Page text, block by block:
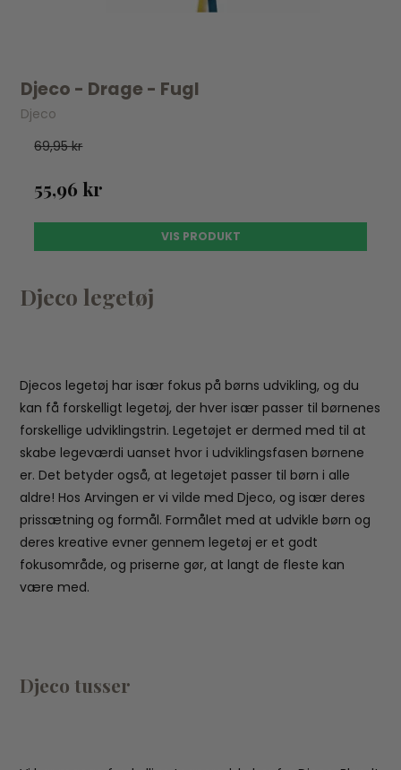
Djeco - Drage - Fugl
Djeco
69,95 kr
55,96 kr
VIS PRODUKT
Djeco legetøj
Djecos legetøj har især fokus på børns udvikling, og du
kan få forskelligt legetøj, der hver især passer til børnenes
forskellige udviklingstrin. Legetøjet er dermed med til at
skabe legeværdi uanset hvor i udviklingsfasen børnene
er. Det betyder også, at legetøjet passer til børn i alle
aldre! Hos Arvingen er vi vilde med Djeco, og især deres
prissætning og formål. Formålet med at udvikle børn og
deres kreative evner gennem legetøj er et godt
fokusområde, og priserne gør, at langt de fleste kan
være med.
Djeco tusser